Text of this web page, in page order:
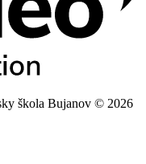
škola Bujanov © 2026